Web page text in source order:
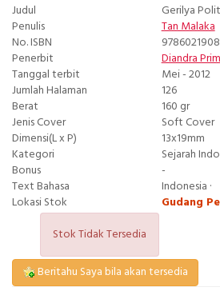
Judul
Gerilya
Penulis
Tan Malaka
No. ISBN
Penerbit
Diandra
Tanggal terbit
Mei - 2012
Jumlah Halaman
126
Berat
160 gr
Jenis Cover
Soft Cover
Dimensi(L x P)
13x19mm
Kategori
Sejarah
Bonus
-
Text Bahasa
Indonesia ·
Lokasi Stok
Gudang
Stok Tidak Tersedia
Beritahu Saya bila akan tersedia